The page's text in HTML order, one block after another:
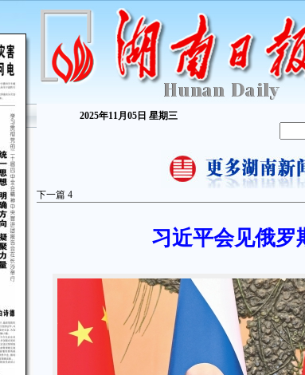
2025年11月05日 星期三
下一篇 4
习近平会见俄罗